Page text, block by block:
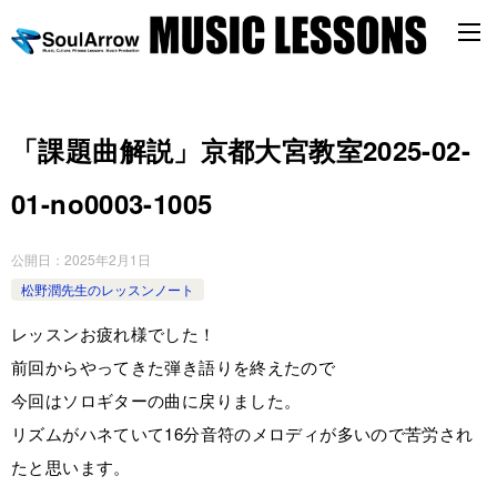
「課題曲解説」京都大宮教室2025-02-
01-no0003-­1005
公開日： 2025年2月1日
松野潤先生のレッスンノート
レッスンお疲れ様でした！
前回からやってきた弾き語りを終えたので
今回はソロギターの曲に戻りました。
リズムがハネていて16分音符のメロディが多いので苦労され
たと思います。